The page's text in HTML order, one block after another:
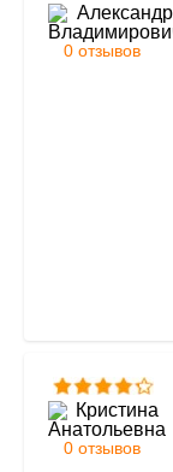
0 отзывов
0 отзывов